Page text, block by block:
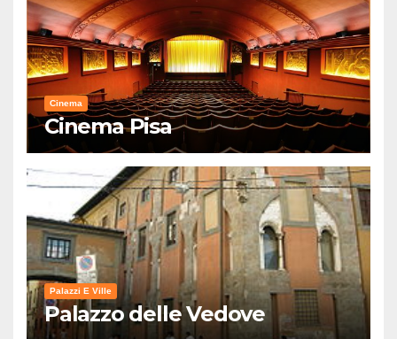
Cinema
Cinema Pisa
Palazzi E Ville
Palazzo delle Vedove